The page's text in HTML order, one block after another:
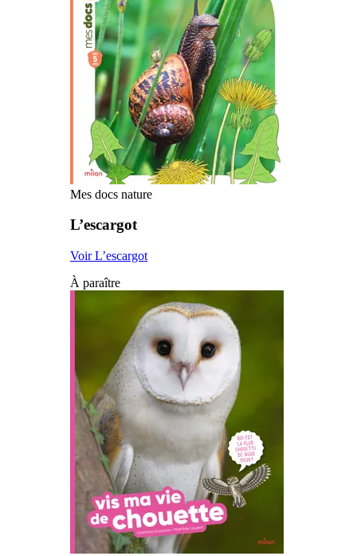
Mes docs nature
L’escargot
Voir L’escargot
À paraître